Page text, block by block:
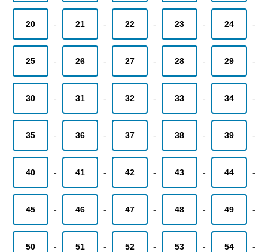
20 - 21 - 22 - 23 - 24 -
25 - 26 - 27 - 28 - 29 -
30 - 31 - 32 - 33 - 34 -
35 - 36 - 37 - 38 - 39 -
40 - 41 - 42 - 43 - 44 -
45 - 46 - 47 - 48 - 49 -
50 - 51 - 52 - 53 - 54 -